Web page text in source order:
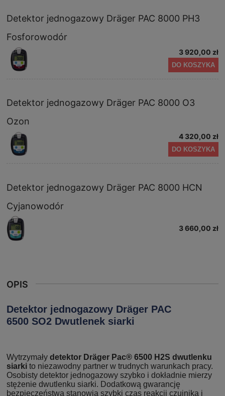
Detektor jednogazowy Dräger PAC 8000 PH3
Fosforowodór
3 920,00 zł
DO KOSZYKA
Detektor jednogazowy Dräger PAC 8000 O3
Ozon
4 320,00 zł
DO KOSZYKA
Detektor jednogazowy Dräger PAC 8000 HCN
Cyjanowodór
3 660,00 zł
OPIS
Detektor jednogazowy Dräger PAC
6500 SO2 Dwutlenek siarki
Wytrzymały detektor Dräger Pac® 6500 H2S dwutlenku
siarki to niezawodny partner w trudnych warunkach pracy.
Osobisty detektor jednogazowy szybko i dokładnie mierzy
stężenie dwutlenku siarki. Dodatkową gwarancję
bezpieczeństwa stanowią szybki czas reakcji czujnika i